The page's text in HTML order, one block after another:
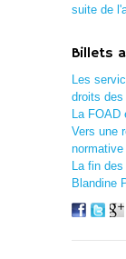
suite de
Billets
Les
droits des
La FOAD
Vers une
La fin
Blandine